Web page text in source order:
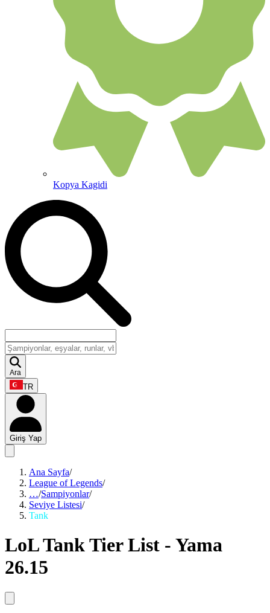
Kopya Kagidi
Ara
TR
Giriş Yap
Ana Sayfa/
League of Legends/
…/Sampiyonlar/
Seviye Listesi/
Tank
LoL Tank Tier List - Yama
26.15